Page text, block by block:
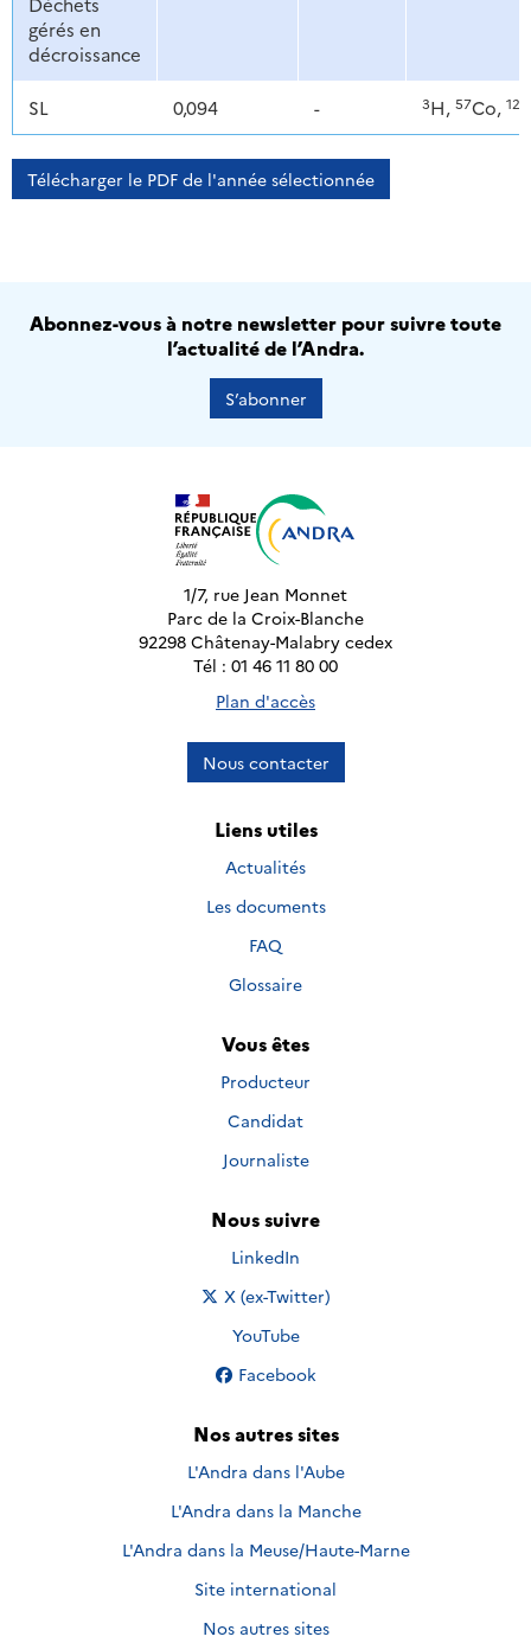
gérés en
décroissance
SL 0,094 - 3H, 57Co, 125
Télécharger le PDF de l'année sélectionnée
Abonnez-vous à notre newsletter pour suivre toute
l’actualité de l’Andra.
S’abonner
1/7, rue Jean Monnet
Parc de la Croix-Blanche
92298 Châtenay-Malabry cedex
Tél : 01 46 11 80 00
Plan d'accès
Nous contacter
Liens utiles
Actualités
Les documents
FAQ
Glossaire
Vous êtes
Producteur
Candidat
Journaliste
Nous suivre
Nous suivre sur
LinkedIn
Nous suivre sur
X (ex-Twitter)
Nous suivre sur
YouTube
Nous suivre sur
Facebook
Nos autres sites
L'Andra dans l'Aube
L'Andra dans la Manche
L'Andra dans la Meuse/Haute-Marne
Site international
Nos autres sites